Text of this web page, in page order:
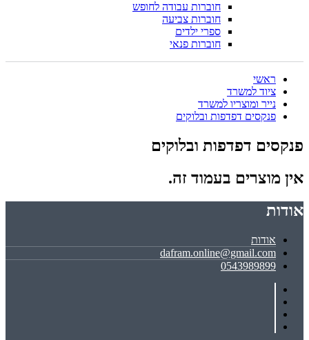
חוברות עבודה לחופש
חוברות צביעה
ספרי ילדים
חוברות פנאי
ראשי
ציוד למשרד
נייר ומוצריו למשרד
פנקסים דפדפות ובלוקים
פנקסים דפדפות ובלוקים
אין מוצרים בעמוד זה.
אודות
אודות
dafram.online@gmail.com
0543989899